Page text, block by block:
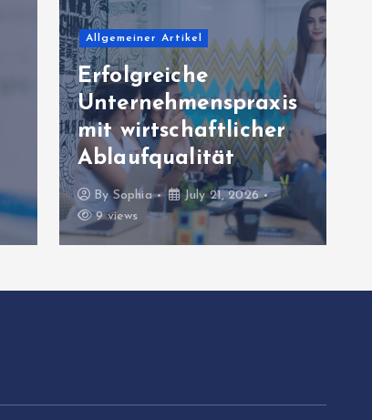
Allgemeiner Artikel
Nachhaltige
Geschäftsmodelle für
stabile
Unternehmensentwic
klung
BySophia
July 19, 2026
11 views